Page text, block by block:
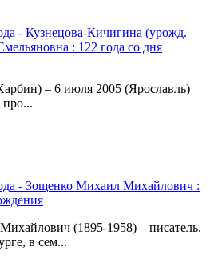
- Кузнецова-Кичигина (урожд.
: 122 года со дня
– 6 июля 2005 (Ярославль)
про...
- Зощенко Михаил Михайлович :
(1895-1958) – писатель.
в сем...